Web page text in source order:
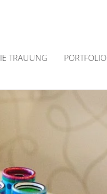
TRAUUNG PORTFOLIO